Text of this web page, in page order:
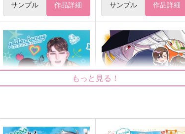
サンプル 作品詳細 サンプル 作品詳細
もっと見る！